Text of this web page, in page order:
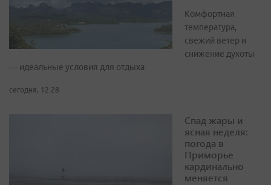
Комфортная
температура,
свежий ветер и
снижение духоты
— идеальные условия для отдыха
сегодня, 12:28
Спад жары и
ясная неделя:
погода в
Приморье
кардинально
меняется